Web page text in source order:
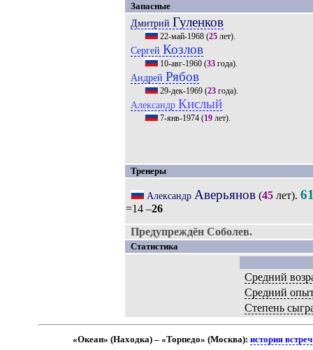
Запасные
Дмитрий Гуленков
22-май-1968(25лет).
Сергей Козлов
10-авг-1960(33года).
Андрей Рябов
29-дек-1969(23года).
Александр Кислый
7-янв-1974(19лет).
Тренеры
Александр Аверьянов(45лет).
=14 –26
Предупреждён Соболев.
Статистика
Средний
Средний
Степень
«Океан» (Находка) – «Торпедо» (Москва):история встреч